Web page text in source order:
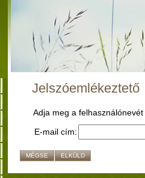
Jelszóemlékeztető
Adja meg a
E-mail cím:
MÉGSE ELKÜLD